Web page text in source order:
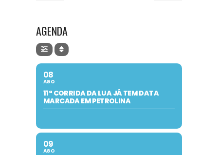
AGENDA
08
AGO
11ª CORRIDA DA LUA JÁ TEM DATA
MARCADA EM PETROLINA
09
AGO